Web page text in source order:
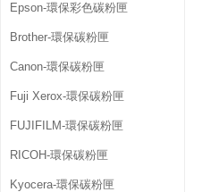
Epson-環保彩色碳粉匣
Brother-環保碳粉匣
Canon-環保碳粉匣
Fuji Xerox-環保碳粉匣
FUJIFILM-環保碳粉匣
RICOH-環保碳粉匣
Kyocera-環保碳粉匣